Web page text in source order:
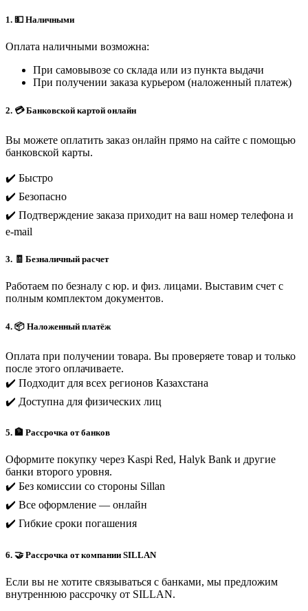
1. 💵 Наличными
Оплата наличными возможна:
При самовывозе со склада или из пункта выдачи
При получении заказа курьером (наложенный платеж)
2. 💳 Банковской картой онлайн
Вы можете оплатить заказ онлайн прямо на сайте с помощью
банковской карты.
✔️ Быстро
✔️ Безопасно
✔️ Подтверждение заказа приходит на ваш номер телефона и
e-mail
3. 🧾 Безналичный расчет
Работаем по безналу с юр. и физ. лицами. Выставим счет с
полным комплектом документов.
4. 📦 Наложенный платёж
Оплата при получении товара. Вы проверяете товар и только
после этого оплачиваете.
✔️ Подходит для всех регионов Казахстана
✔️ Доступна для физических лиц
5. 🏦 Рассрочка от банков
Оформите покупку через Kaspi Red, Halyk Bank и другие
банки второго уровня.
✔️ Без комиссии со стороны Sillan
✔️ Все оформление — онлайн
✔️ Гибкие сроки погашения
6. 🤝 Рассрочка от компании SILLAN
Если вы не хотите связываться с банками, мы предложим
внутреннюю рассрочку от SILLAN.